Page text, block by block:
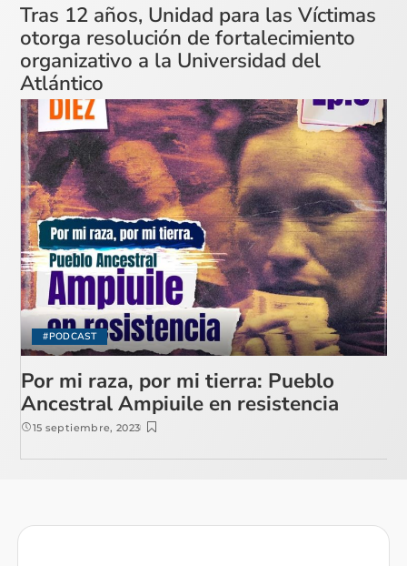
Tras 12 años, Unidad para las Víctimas
otorga resolución de fortalecimiento
organizativo a la Universidad del
Atlántico
#PODCAST
Por mi raza, por mi tierra: Pueblo
Ancestral Ampiuile en resistencia
15 septiembre, 2023